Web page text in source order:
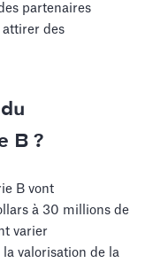
partenaires
attirer des
B ?
B vont
à 30 millions de
varier
valorisation de la